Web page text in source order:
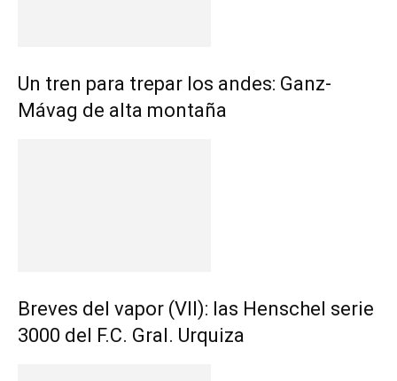
Un tren para trepar los andes: Ganz-
Mávag de alta montaña
Breves del vapor (VII): las Henschel serie
3000 del F.C. Gral. Urquiza